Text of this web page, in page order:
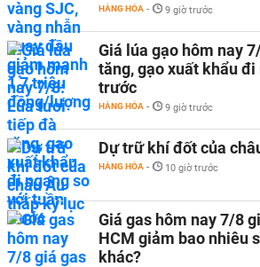
HÀNG HÓA - 9 giờ trước
Giá lúa gạo hôm nay
tăng, gạo xuất khẩu
trước
HÀNG HÓA - 9 giờ trước
Dự trữ khí đốt của
HÀNG HÓA - 10 giờ trước
Giá gas hôm nay 7/8
HCM giảm bao nhiêu
khác?